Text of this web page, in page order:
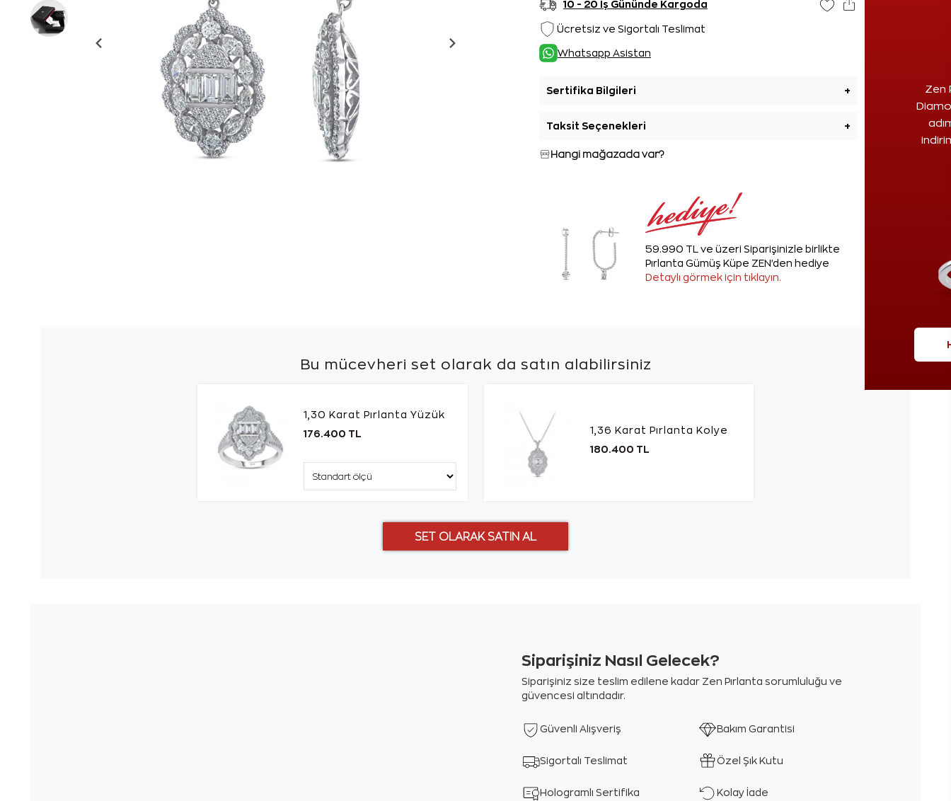
Zen
10 - 20 İş Gününde Kargoda
Ücretsiz ve Sigortalı Teslimat
Whatsapp Asistan
Sertifika Bilgileri +
Taksit Seçenekleri +
Hangi mağazada var?
59.990 TL ve üzeri Siparişinizle birlikte
Pırlanta Gümüş Küpe ZEN'den hediye
Detaylı görmek için tıklayın.
Bu mücevheri set olarak da satın alabilirsiniz
1,30 Karat Pırlanta Yüzük
176.400 TL 1,36 Karat Pırlanta Kolye
180.400 TL
Siparişiniz Nasıl Gelecek?
Siparişiniz size teslim edilene kadar Zen Pırlanta sorumluluğu ve
güvencesi altındadır.
Güvenli Alışveriş Bakım Garantisi
Sigortalı Teslimat Özel Şık Kutu
Hologramlı Sertifika Kolay İade